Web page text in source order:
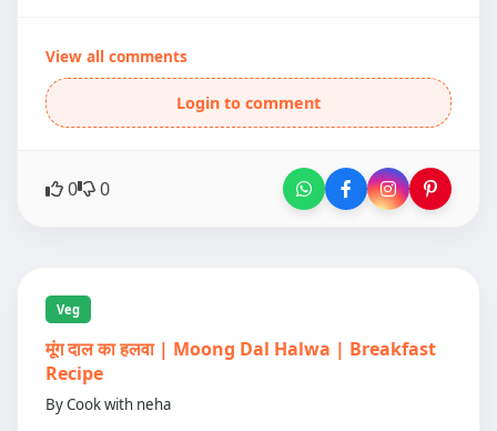
View all comments
Login to comment
0 0
Veg
मूंग दाल का हलवा | Moong Dal Halwa | Breakfast
Recipe
By Cook with neha